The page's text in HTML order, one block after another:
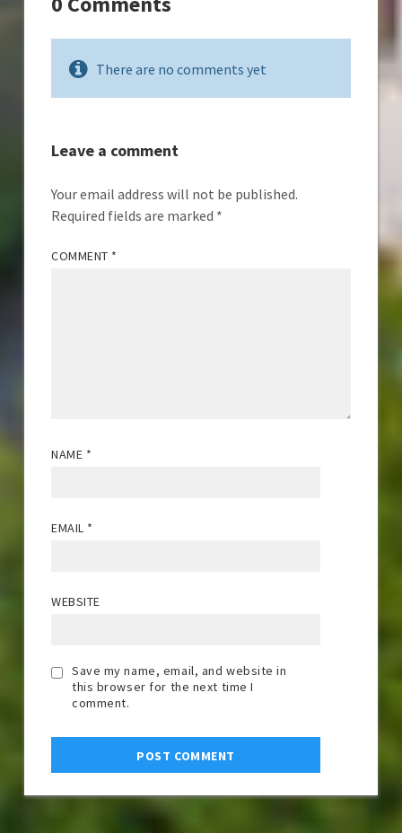
There are no comments yet
Leave a comment
Your email address will not be published.
Required fields are marked *
COMMENT *
NAME *
EMAIL *
WEBSITE
Save my name, email, and website in
this browser for the next time I
comment.